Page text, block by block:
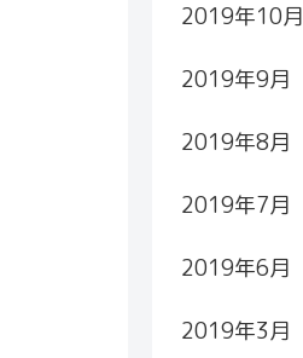
2019年10月
2019年9月
2019年8月
2019年7月
2019年6月
2019年3月